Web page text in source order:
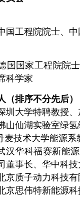
国工程院院士、
国国家工程院院
科学家
（排序不分先后）
圳大学特聘教授
山仙湖实验室绿
技术大学能源系
华科福赛新能
董事长、华中科
京质子动力科技
京思伟特新能源科